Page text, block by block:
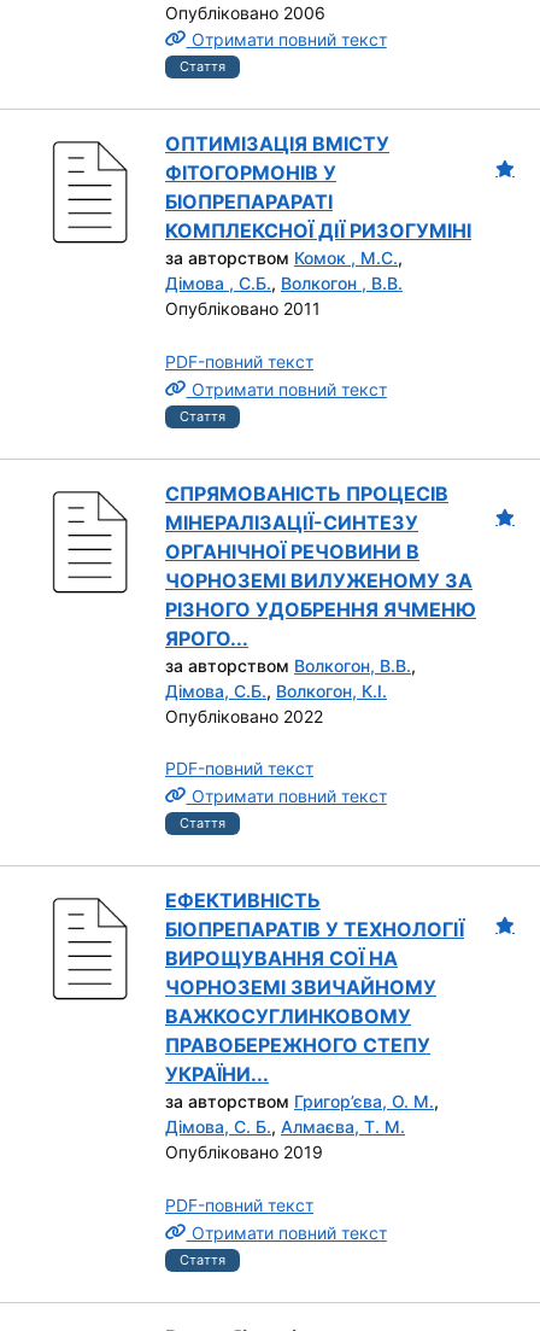
Опубліковано 2006
Отримати повний текст
Стаття
ОПТИМІЗАЦІЯ ВМІСТУ
ФІТОГОРМОНІВ У
БІОПРЕПАРАРАТІ
КОМПЛЕКСНОЇ ДІЇ РИЗОГУМІНІ
за авторством Комок , М.С.,
Дімова , С.Б., Волкогон , В.В.
Опубліковано 2011
PDF-повний текст
Отримати повний текст
Стаття
СПРЯМОВАНІСТЬ ПРОЦЕСІВ
МІНЕРАЛІЗАЦІЇ-СИНТЕЗУ
ОРГАНІЧНОЇ РЕЧОВИНИ В
ЧОРНОЗЕМІ ВИЛУЖЕНОМУ ЗА
РІЗНОГО УДОБРЕННЯ ЯЧМЕНЮ
ЯРОГО...
за авторством Волкогон, В.В.,
Дімова, С.Б., Волкогон, К.І.
Опубліковано 2022
PDF-повний текст
Отримати повний текст
Стаття
ЕФЕКТИВНІСТЬ
БІОПРЕПАРАТІВ У ТЕХНОЛОГІЇ
ВИРОЩУВАННЯ СОЇ НА
ЧОРНОЗЕМІ ЗВИЧАЙНОМУ
ВАЖКОСУГЛИНКОВОМУ
ПРАВОБЕРЕЖНОГО СТЕПУ
УКРАЇНИ...
за авторством Григор’єва, О. М.,
Дімова, С. Б., Алмаєва, Т. М.
Опубліковано 2019
PDF-повний текст
Отримати повний текст
Стаття